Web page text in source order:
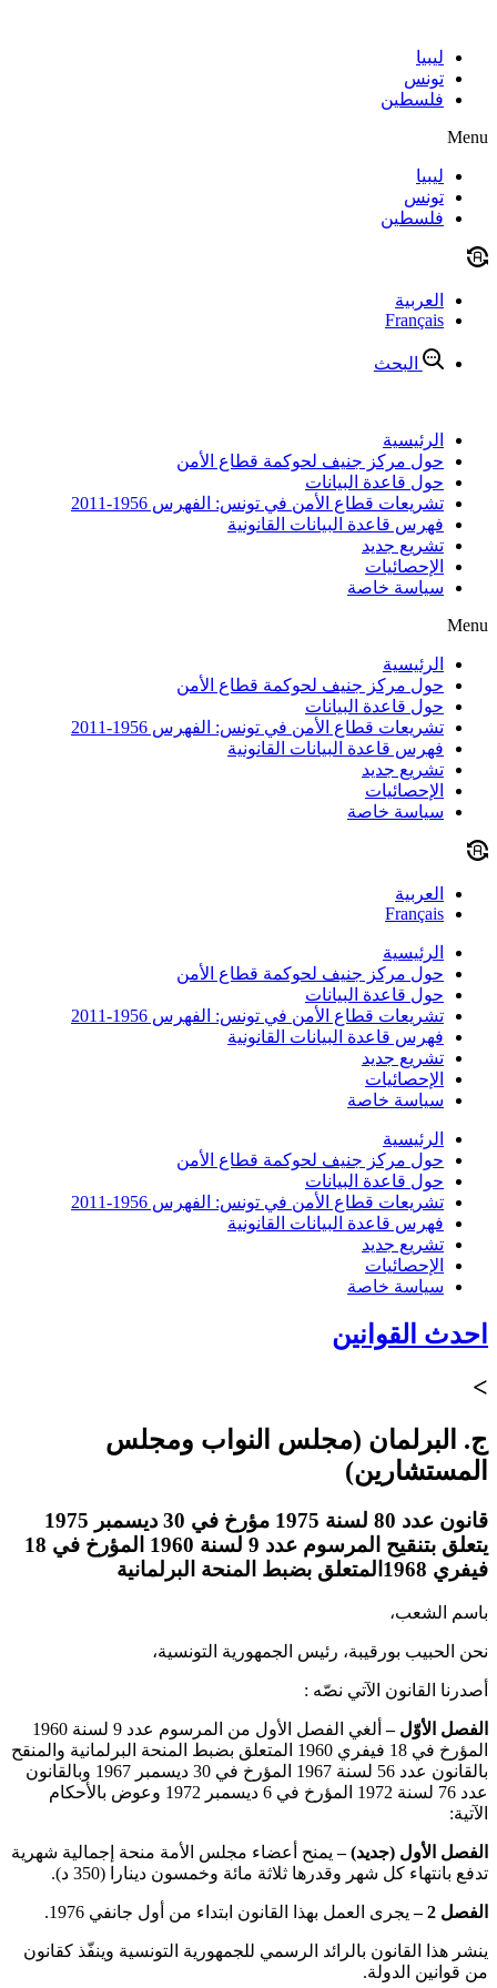
contentليبيا
تونس
فلسطين
Menu
ليبيا
تونس
فلسطين
العربية
Français
البحث
الرئيسية
حول مركز جنيف لحوكمة قطاع الأمن
حول قاعدة البيانات
تشريعات قطاع الأمن في تونس: الفهرس 1956-2011
فهرس قاعدة البيانات القانونية
تشريع جديد
الإحصائيات
سياسة خاصة
Menu
الرئيسية
حول مركز جنيف لحوكمة قطاع الأمن
حول قاعدة البيانات
تشريعات قطاع الأمن في تونس: الفهرس 1956-2011
فهرس قاعدة البيانات القانونية
تشريع جديد
الإحصائيات
سياسة خاصة
العربية
Français
الرئيسية
حول مركز جنيف لحوكمة قطاع الأمن
حول قاعدة البيانات
تشريعات قطاع الأمن في تونس: الفهرس 1956-2011
فهرس قاعدة البيانات القانونية
تشريع جديد
الإحصائيات
سياسة خاصة
الرئيسية
حول مركز جنيف لحوكمة قطاع الأمن
حول قاعدة البيانات
تشريعات قطاع الأمن في تونس: الفهرس 1956-2011
فهرس قاعدة البيانات القانونية
تشريع جديد
الإحصائيات
سياسة خاصة
احدث القوانين
>
ج. البرلمان (مجلس النواب ومجلس
المستشارين)
قانون عدد 80 لسنة 1975 مؤرخ في 30 ديسمبر 1975
يتعلق بتنقيح المرسوم عدد 9 لسنة 1960 المؤرخ في 18
فيفري 1968المتعلق بضبط المنحة البرلمانية
باسم الشعب،
نحن الحبيب بورقيبة، رئيس الجمهورية التونسية،
أصدرنا القانون الآتي نصّه :
الفصل الأوّل –
ألغي الفصل الأول من المرسوم عدد 9 لسنة 1960
المؤرخ في 18 فيفري 1960 المتعلق بضبط المنحة البرلمانية والمنقح
بالقانون عدد 56 لسنة 1967 المؤرخ في 30 ديسمبر 1967 وبالقانون
عدد 76 لسنة 1972 المؤرخ في 6 ديسمبر 1972 وعوض بالأحكام
الآتية:
الفصل الأول (جديد) –يمنح أعضاء مجلس الأمة منحة إجمالية شهرية
تدفع بانتهاء كل شهر وقدرها ثلاثة مائة وخمسون دينارا (350 د).
الفصل 2 – يجرى العمل بهذا القانون ابتداء من أول جانفي 1976.
ينشر هذا القانون بالرائد الرسمي للجمهورية التونسية وينفّذ كقانون
من قوانين الدولة.